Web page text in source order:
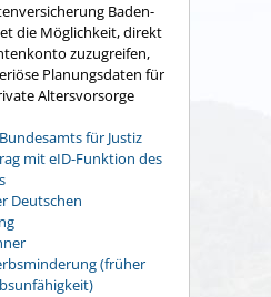
Baden-
die Möglichkeit, direkt
zuzugreifen,
Planungsdaten für
Altersvorsorge
für Justiz
mit eID-Funktion des
Deutschen
(früher